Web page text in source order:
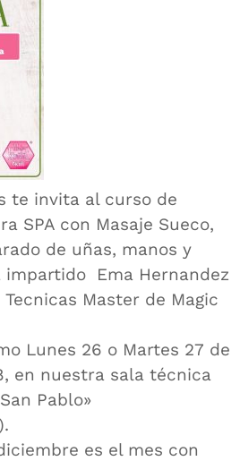
te invita al curso de
SPA con Masaje Sueco,
de uñas, manos y
impartido Ema Hernandez
Master de Magic
Lunes 26 o Martes 27 de
en nuestra sala técnica
Pablo»
es el mes con